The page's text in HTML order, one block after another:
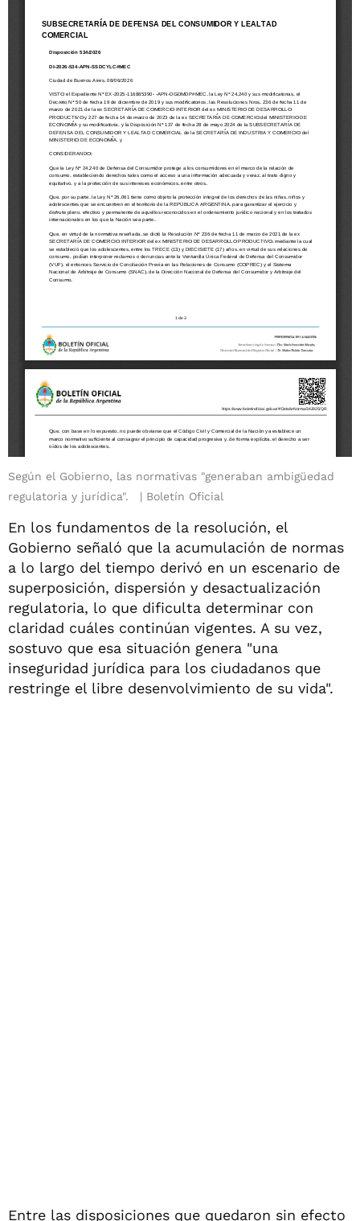
Según el Gobierno, las normativas "generaban ambigüedad
regulatoria y jurídica".
Boletín Oficial
En los fundamentos de la resolución, el
Gobierno señaló que la acumulación de normas
a lo largo del tiempo derivó en un escenario de
superposición, dispersión y desactualización
regulatoria, lo que dificulta determinar con
claridad cuáles continúan vigentes. A su vez,
sostuvo que esa situación genera "una
inseguridad jurídica para los ciudadanos que
restringe el libre desenvolvimiento de su vida".
Entre las disposiciones que quedaron sin efecto